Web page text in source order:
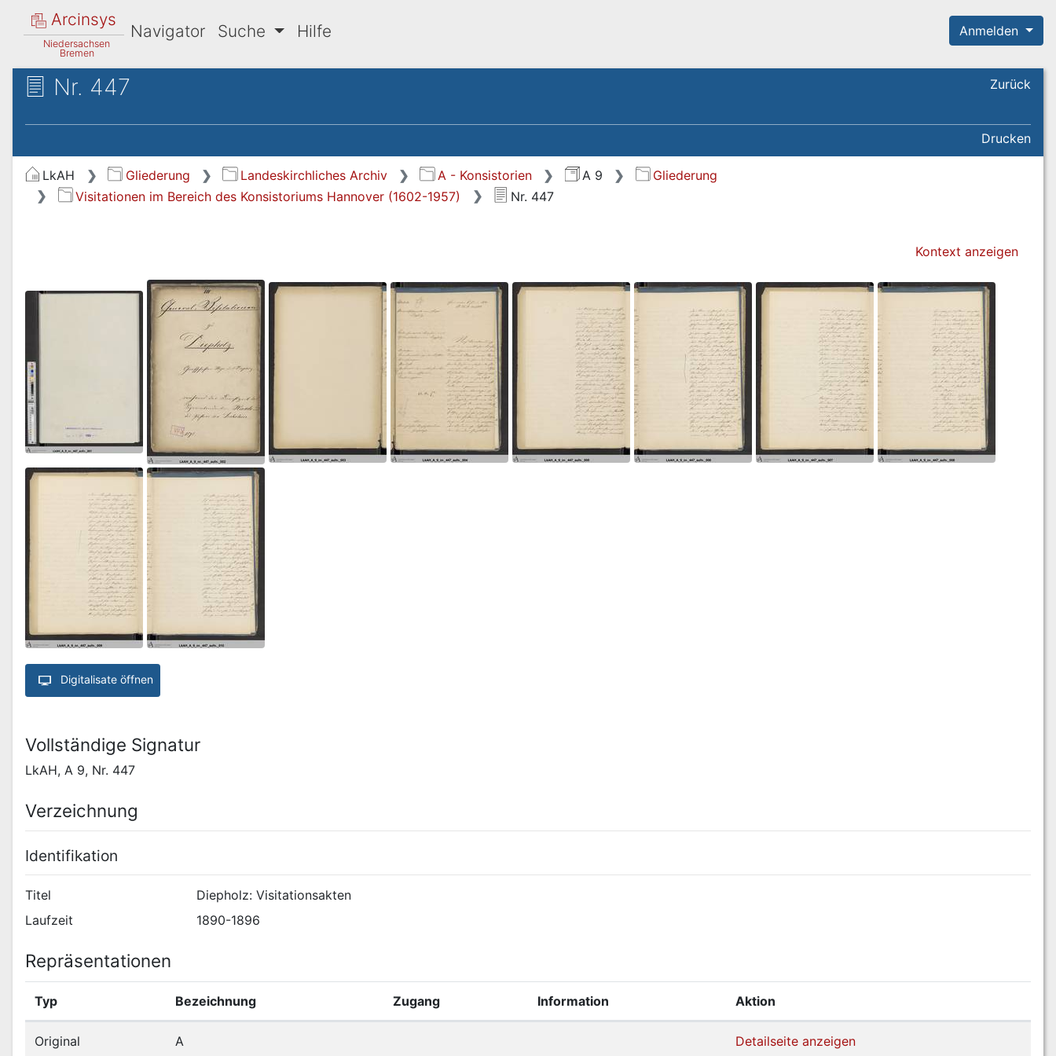
Arcinsys
Niedersachsen
Bremen
Navigator Suche Hilfe Anmelden
Nr. 447 Zurück
Drucken
LkAH Gliederung Landeskirchliches Archiv A - Konsistorien A 9
Gliederung
Visitationen im Bereich des Konsistoriums Hannover (1602-1957)
Nr. 447
Kontext anzeigen
Digitalisate öffnen
Vollständige Signatur
LkAH, A 9, Nr. 447
Verzeichnung
Identifikation
Titel
Diepholz: Visitationsakten
Laufzeit
1890-1896
Repräsentationen
Typ Bezeichnung Zugang Information Aktion
Original A Detailseite anzeigen